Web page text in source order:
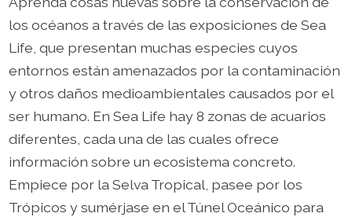
los océanos a través de las exposiciones de Sea
Life, que presentan muchas especies cuyos
entornos están amenazados por la contaminación
y otros daños medioambientales causados por el
ser humano. En Sea Life hay 8 zonas de acuarios
diferentes, cada una de las cuales ofrece
información sobre un ecosistema concreto.
Empiece por la Selva Tropical, pasee por los
Trópicos y sumérjase en el Túnel Oceánico para